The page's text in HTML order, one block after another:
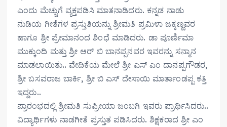
ಎಂದು ಮೆಚ್ಚುಗೆ ವ್ಯಕ್ತಪಡಿಸಿ ಮಾತನಾಡಿದರು. ಕನ್ನಡ ನಾಡು
ನುಡಿಯ ಗೀತೆಗಳ ಪ್ರಸ್ತುತಿಯನ್ನು ಶ್ರೀಮತಿ ಪ್ರಮಿಳಾ ಜಕ್ಕಣ್ಣವರ
ಹಾಗೂ ಶ್ರೀ ಪ್ರೇಮಾನಂದ ಶಿಂಧೆ ಮಾಡಿದರು. ಡಾ ಪೂರ್ಣಿಮಾ
ಮುಕ್ಕುಂದಿ ಮತ್ತು ಶ್ರೀ ಆರ್ ಬಿ ಬಾನಪ್ಪನವರ ಇವರನ್ನು ಸನ್ಮಾನ
ಮಾಡಲಾಯಿತು.. ವೇದಿಕೆಯ ಮೇಲೆ ಶ್ರೀ ಎಸ್ ಎಂ ದಾನಪ್ಪಗೌಡರ,
ಶ್ರೀ ಬಸವರಾಜ ಬಾರ್ಕಿ, ಶ್ರೀ ಬಿ ಎಸ್ ದೇಸಾಯಿ ಮಾರ್ತಾಂಡಪ್ಪ ಕತ್ತಿ
ಇದ್ದರು..
ಪ್ರಾರಂಭದಲ್ಲಿ ಶ್ರೀಮತಿ ಸುಪ್ರೀಯಾ ಜಂಬಗಿ ಇವರು ಪ್ರಾರ್ಥಿಸಿದರು..
ವಿದ್ಯಾರ್ಥಿಗಳು ನಾಡಗೀತೆ ಪ್ರಸ್ತುತ ಪಡಿಸಿದರು. ಶಿಕ್ಷಕರಾದ ಶ್ರೀ ಎಂ